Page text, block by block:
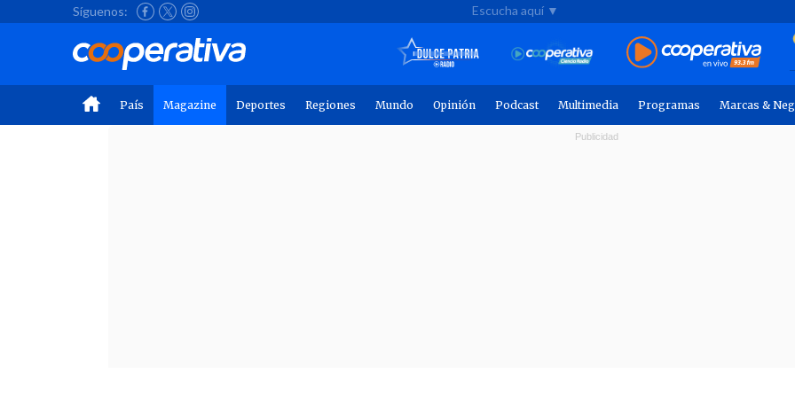
Síguenos: Escucha aquí ▼
País Magazine Deportes Regiones Mundo Opinión Podcast Multimedia Programas Marcas &